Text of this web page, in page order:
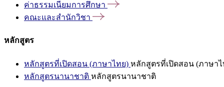
ค่าธรรมเนียมการศึกษา
คณะและสำนักวิชา
หลักสูตร
หลักสูตรที่เปิดสอน (ภาษาไทย) หลักสูตรที่เปิดสอน (ภาษาไ
หลักสูตรนานาชาติ หลักสูตรนานาชาติ